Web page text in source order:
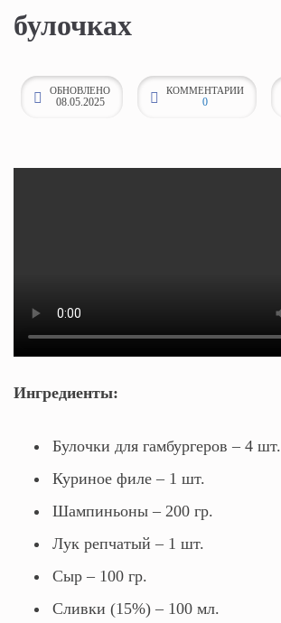
булочках
ОБНОВЛЕНО
08.05.2025
КОММЕНТАРИИ
0
Ингредиенты:
Булочки для гамбургеров – 4 шт.
Куриное филе – 1 шт.
Шампиньоны – 200 гр.
Лук репчатый – 1 шт.
Сыр – 100 гр.
Сливки (15%) – 100 мл.